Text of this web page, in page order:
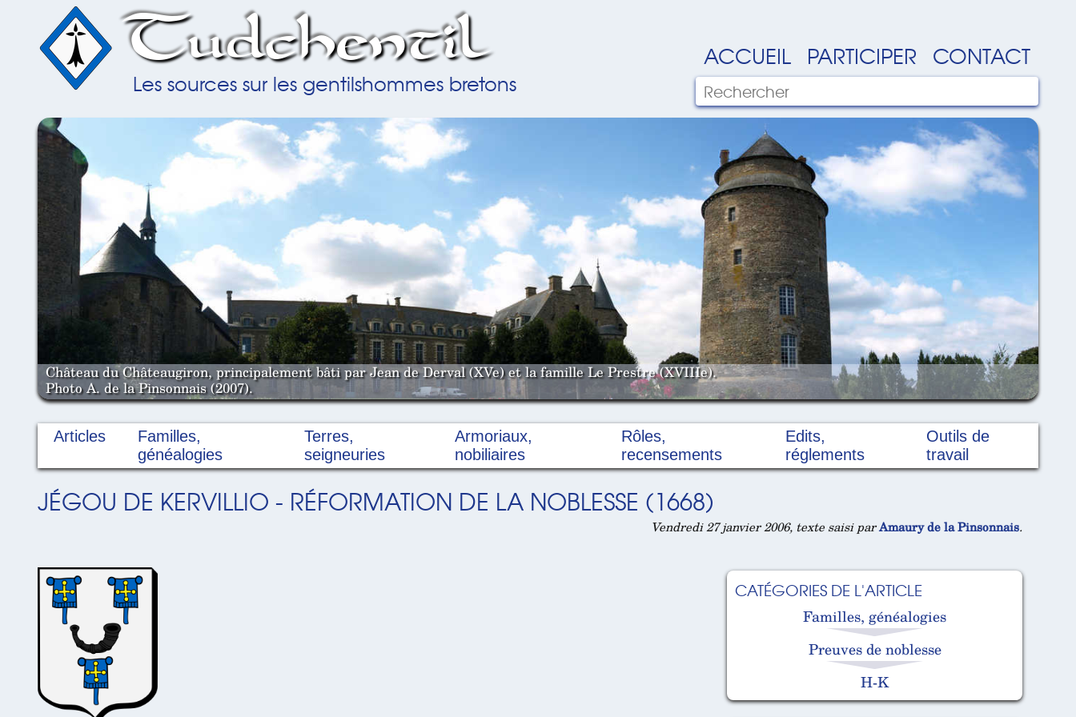
Tudchentil
Les sources sur les gentilshommes bretons
ACCUEIL PARTICIPER CONTACT
Château du Châteaugiron, principalement bâti par Jean de Derval (XVe) et la famille Le Prestre (XVIIIe).
Photo A. de la Pinsonnais (2007).
Articles
Familles,
généalogies
Terres,
seigneuries
Armoriaux,
nobiliaires
Rôles,
recensements
Edits,
réglements
Outils de
travail
JÉGOU DE KERVILLIO - RÉFORMATION DE LA NOBLESSE (1668)
Vendredi 27 janvier 2006, texte saisi parAmaury de la Pinsonnais.
CATÉGORIES DE L'ARTICLE
Familles, généalogies
Preuves de noblesse
H-K